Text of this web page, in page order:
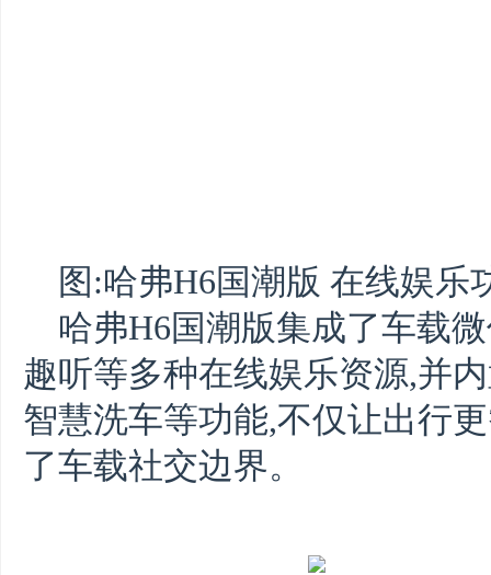
图:哈弗H6国潮版 在线娱乐
哈弗H6国潮版集成了车载
趣听等多种在线娱乐资源,并
智慧洗车等功能,不仅让出行
了车载社交边界。